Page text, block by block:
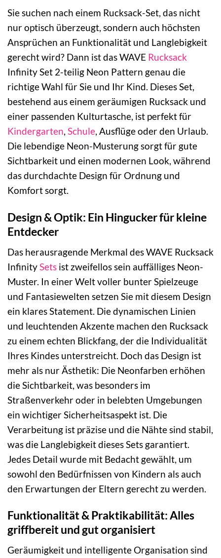
Sie suchen nach einem Rucksack-Set, das nicht
nur optisch überzeugt, sondern auch höchsten
Ansprüchen an Funktionalität und Langlebigkeit
gerecht wird? Dann ist das WAVE Rucksack
Infinity Set 2-teilig Neon Pattern genau die
richtige Wahl für Sie und Ihr Kind. Dieses Set,
bestehend aus einem geräumigen Rucksack und
einer passenden Kulturtasche, ist perfekt für
Kindergarten, Schule, Ausflüge oder den Urlaub.
Die lebendige Neon-Musterung sorgt für gute
Sichtbarkeit und einen modernen Look, während
das durchdachte Design für Ordnung und
Komfort sorgt.
Design & Optik: Ein Hingucker für kleine
Entdecker
Das herausragende Merkmal des WAVE Rucksack
Infinity Sets ist zweifellos sein auffälliges Neon-
Muster. In einer Welt voller bunter Spielzeuge
und Fantasiewelten setzen Sie mit diesem Design
ein klares Statement. Die dynamischen Linien
und leuchtenden Akzente machen den Rucksack
zu einem echten Blickfang, der die Individualität
Ihres Kindes unterstreicht. Doch das Design ist
mehr als nur Ästhetik: Die Neonfarben erhöhen
die Sichtbarkeit, was besonders im
Straßenverkehr oder in belebten Umgebungen
ein wichtiger Sicherheitsaspekt ist. Die
Verarbeitung ist präzise und die Nähte sind stabil,
was die Langlebigkeit dieses Sets garantiert.
Jedes Detail wurde mit Bedacht gewählt, um
sowohl den Bedürfnissen von Kindern als auch
den Erwartungen der Eltern gerecht zu werden.
Funktionalität & Praktikabilität: Alles
griffbereit und gut organisiert
Geräumigkeit und intelligente Organisation sind